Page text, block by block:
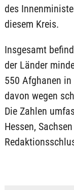
des
diesem Kreis.
Insgesamt
der Länder
550 Afghanen
davon wegen
Die Zahlen
Hessen,